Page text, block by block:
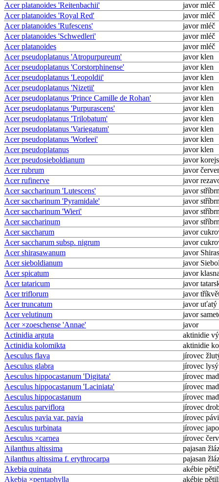
Acer platanoides 'Reitenbachii'
javor mléč
Acer platanoides 'Royal Red'
javor mléč
Acer platanoides 'Rufescens'
javor mléč
Acer platanoides 'Schwedleri'
javor mléč
Acer platanoides
javor mléč
Acer pseudoplatanus 'Atropurpureum'
javor klen
Acer pseudoplatanus 'Corstorphinense'
javor klen
Acer pseudoplatanus 'Leopoldii'
javor klen
Acer pseudoplatanus 'Nizetii'
javor klen
Acer pseudoplatanus 'Prince Camille de Rohan'
javor klen
Acer pseudoplatanus 'Purpurascens'
javor klen
Acer pseudoplatanus 'Trilobatum'
javor klen
Acer pseudoplatanus 'Variegatum'
javor klen
Acer pseudoplatanus 'Worleei'
javor klen
Acer pseudoplatanus
javor klen
Acer pseudosieboldianum
javor
Acer rubrum
javor
Acer rufinerve
javor
Acer saccharinum 'Lutescens'
javor
Acer saccharinum 'Pyramidale'
javor
Acer saccharinum 'Wieri'
javor
Acer saccharinum
javor
Acer saccharum
javor
Acer saccharum subsp. nigrum
javor
Acer shirasawanum
javor
Acer sieboldianum
javor
Acer spicatum
javor
Acer tataricum
javor
Acer triflorum
javor
Acer truncatum
javor uťatý
Acer velutinum
javor
Acer ×zoeschense 'Annae'
javor
Actinidia arguta
aktinidie
Actinidia kolomikta
aktinidie
Aesculus flava
jírovec
Aesculus glabra
jírovec lysý
Aesculus hippocastanum 'Digitata'
jírovec
Aesculus hippocastanum 'Laciniata'
jírovec
Aesculus hippocastanum
jírovec
Aesculus parviflora
jírovec
Aesculus pavia var. pavia
jírovec
Aesculus turbinata
jírovec
Aesculus ×carnea
jírovec
Ailanthus altissima
pajasan
Ailanthus altissima f. erythrocarpa
pajasan
Akebia quinata
akébie
Akebia ×pentaphylla
akébie